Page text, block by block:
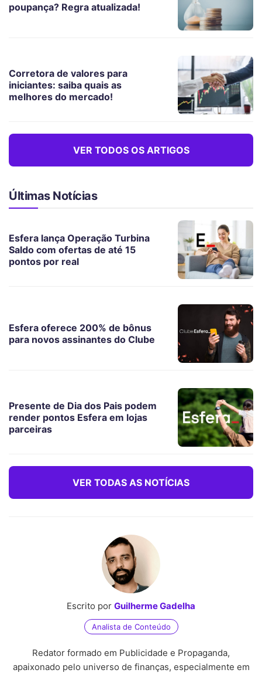
poupança? Regra atualizada!
Corretora de valores para
iniciantes: saiba quais as
melhores do mercado!
VER TODOS OS ARTIGOS
Últimas Notícias
Esfera lança Operação Turbina
Saldo com ofertas de até 15
pontos por real
Esfera oferece 200% de bônus
para novos assinantes do Clube
Presente de Dia dos Pais podem
render pontos Esfera em lojas
parceiras
VER TODAS AS NOTÍCIAS
Escrito por Guilherme Gadelha
Analista de Conteúdo
Redator formado em Publicidade e Propaganda,
apaixonado pelo universo de finanças, especialmente em